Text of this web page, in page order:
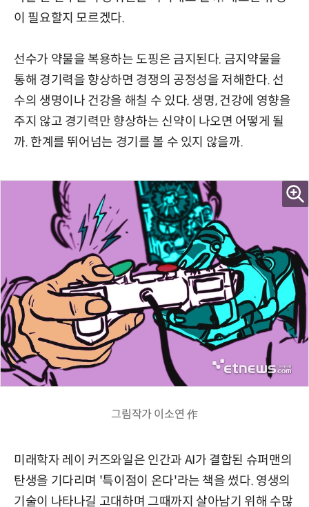
이 필요할지 모르겠다.
선수가 약물을 복용하는 도핑은 금지된다. 금지약물을
통해 경기력을 향상하면 경쟁의 공정성을 저해한다. 선
수의 생명이나 건강을 해칠 수 있다. 생명, 건강에 영향을
주지 않고 경기력만 향상하는 신약이 나오면 어떻게 될
까. 한계를 뛰어넘는 경기를 볼 수 있지 않을까.
그림작가 이소연 作
미래학자 레이 커즈와일은 인간과 AI가 결합된 슈퍼맨의
탄생을 기다리며 '특이점이 온다'라는 책을 썼다. 영생의
기술이 나타나길 고대하며 그때까지 살아남기 위해 수많